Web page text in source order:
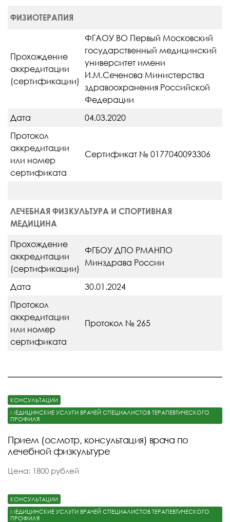
ФИЗИОТЕРАПИЯ
Прохождение
аккредитации
(сертификации)
ФГАОУ ВО Первый Московский
государственный медицинский
университет имени
И.М.Сеченова Министерства
здравоохранения Российской
Федерации
Дата
04.03.2020
Протокол
аккредитации
или номер
сертификата
Сертификат № 0177040093306
ЛЕЧЕБНАЯ ФИЗКУЛЬТУРА И СПОРТИВНАЯ
МЕДИЦИНА
Прохождение
аккредитации
(сертификации)
ФГБОУ ДПО РМАНПО
Минздрава России
Дата
30.01.2024
Протокол
аккредитации
или номер
сертификата
Протокол № 265
КОНСУЛЬТАЦИИ
МЕДИЦИНСКИЕ УСЛУГИ ВРАЧЕЙ СПЕЦИАЛИСТОВ ТЕРАПЕВТИЧЕСКОГО
ПРОФИЛЯ
Прием (осмотр, консультация) врача по
лечебной физкультуре
Цена: 1800 рублей
КОНСУЛЬТАЦИИ
МЕДИЦИНСКИЕ УСЛУГИ ВРАЧЕЙ СПЕЦИАЛИСТОВ ТЕРАПЕВТИЧЕСКОГО
ПРОФИЛЯ